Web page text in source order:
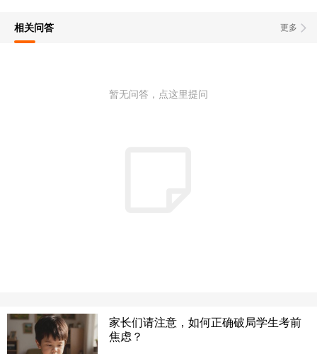
更多
相关问答
暂无问答，点这里提问
家长们请注意，如何正确破局学生考前
焦虑？